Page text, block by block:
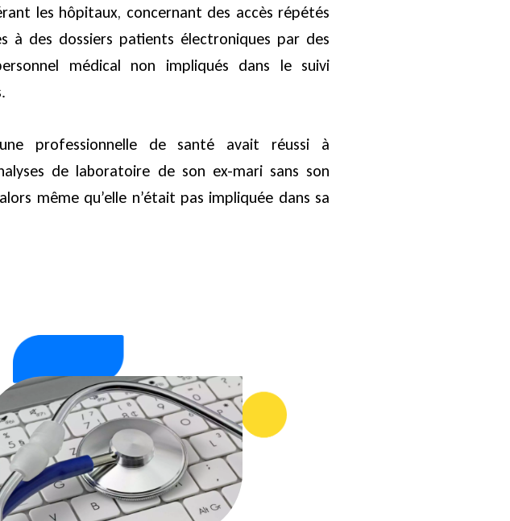
les hôpitaux, concernant des accès répétés
à des dossiers patients électroniques par des
médical non impliqués dans le suivi
professionnelle de santé avait réussi à
de laboratoire de son ex-mari sans son
même qu’elle n’était pas impliquée dans sa